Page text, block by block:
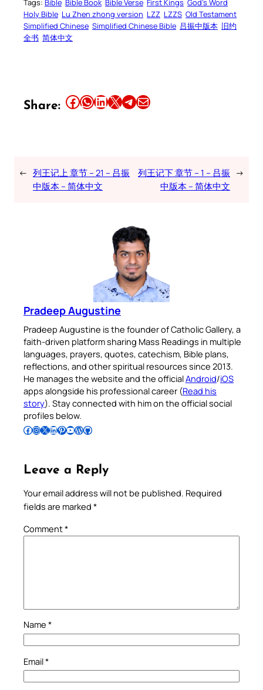
Tags: Bible Bible Book Bible Verse First Kings God’s Word
Holy Bible Lu Zhen zhong version LZZ LZZS Old Testament
Simplified Chinese Simplified Chinese Bible 吕振中版本 旧约
全书 简体中文
Share: Share this article on Facebook Share this article on WhatsApp Share this article on LinkedIn Share this article on X Share this article on TelegramEmail this Article
← 列王记上 章节 – 21 – 吕振
中版本 – 简体中文
列王记下 章节 – 1 – 吕振
中版本 – 简体中文
→
Pradeep Augustine
Pradeep Augustine is the founder of Catholic Gallery, a
faith-driven platform sharing Mass Readings in multiple
languages, prayers, quotes, catechism, Bible plans,
reflections, and other spiritual resources since 2013.
He manages the website and the officialAndroid/iOS
apps alongside his professional career (Read his
story). Stay connected with him on the official social
profiles below.
Follow Pradeep on Facebook Follow Pradeep on InstagramFollow Pradeep on X Follow Pradeep on LinkedIn Follow Pradeep on Pinterest Subscribe to Pradeep’s Youtube Channel Follow Pradeep on WordPress Follow Pradeep on GitHub
Leave a Reply
Your email address will not be published. Required
fields are marked *
Comment*
Name *
Email*